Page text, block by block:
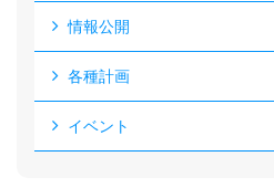
情報公開
各種計画
イベント